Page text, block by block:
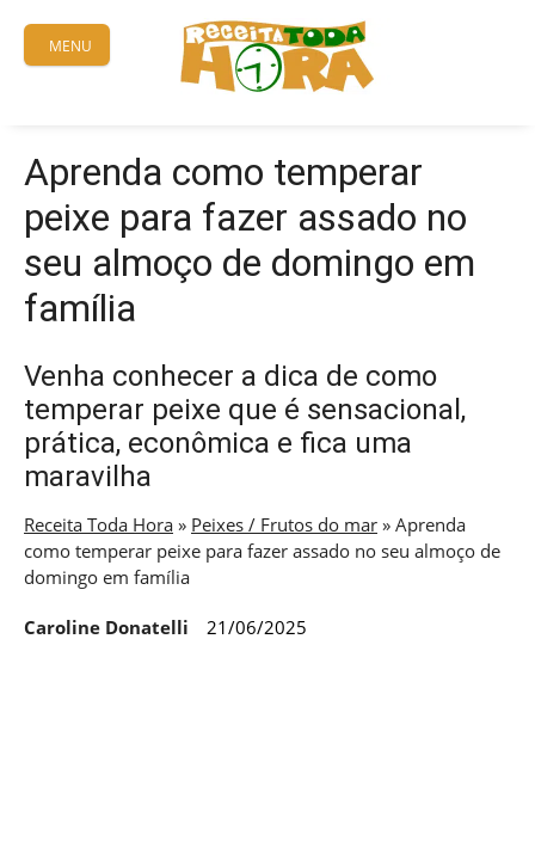
content
MENU
Aprenda como temperar
peixe para fazer assado no
seu almoço de domingo em
família
Venha conhecer a dica de como
temperar peixe que é sensacional,
prática, econômica e fica uma
maravilha
Receita Toda Hora » Peixes / Frutos do mar » Aprenda
como temperar peixe para fazer assado no seu almoço de
domingo em família
Caroline Donatelli 21/06/2025